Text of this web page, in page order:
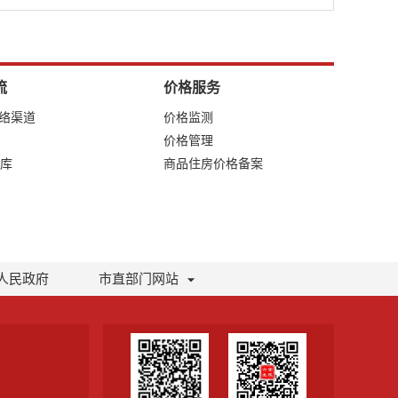
渠道
价格服务
价格监测
价格管理
商品住房价格备案
民政府 市直部门网站